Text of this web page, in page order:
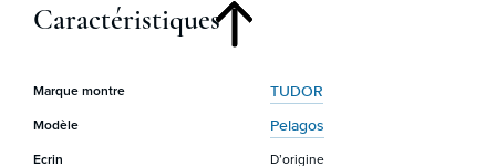
Caractéristiques
Marque montre TUDOR
Modèle Pelagos
Ecrin D’origine